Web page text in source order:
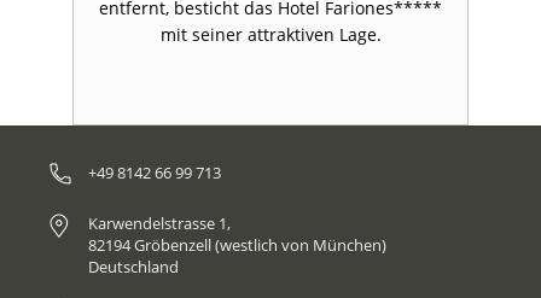
entfernt, besticht das Hotel Fariones*****
mit seiner attraktiven Lage.
+49 8142 66 99 713
Karwendelstrasse 1,
82194 Gröbenzell (westlich von München)
Deutschland